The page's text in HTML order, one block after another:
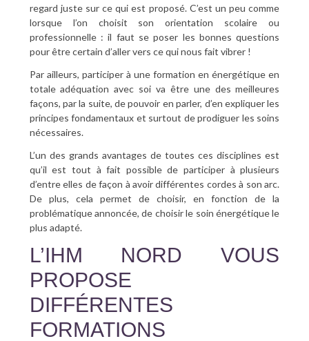
regard juste sur ce qui est proposé. C’est un peu comme
lorsque l’on choisit son orientation scolaire ou
professionnelle : il faut se poser les bonnes questions
pour être certain d’aller vers ce qui nous fait vibrer !
Par ailleurs, participer à une formation en énergétique en
totale adéquation avec soi va être une des meilleures
façons, par la suite, de pouvoir en parler, d’en expliquer les
principes fondamentaux et surtout de prodiguer les soins
nécessaires.
L’un des grands avantages de toutes ces disciplines est
qu’il est tout à fait possible de participer à plusieurs
d’entre elles de façon à avoir différentes cordes à son arc.
De plus, cela permet de choisir, en fonction de la
problématique annoncée, de choisir le soin énergétique le
plus adapté.
L’IHM NORD VOUS
PROPOSE
DIFFÉRENTES
FORMATIONS